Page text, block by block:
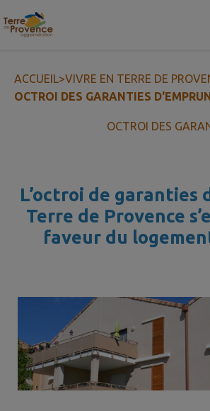
Contenu
ACCUEIL>VIVRE EN TERRE DE
OCTROI DES GARANTIES
OCTROI DES
L’octroi de garanties
Terre de Provence
faveur du